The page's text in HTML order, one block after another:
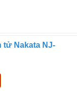
tử Nakata NJ-